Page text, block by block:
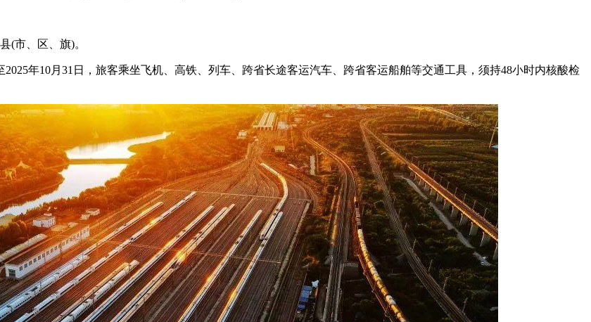
(市、区、旗)。
年10月31日，旅客乘坐飞机、高铁、列车、跨省长途客运汽车、跨省客运船舶等交通工具，须持48小时内核酸检